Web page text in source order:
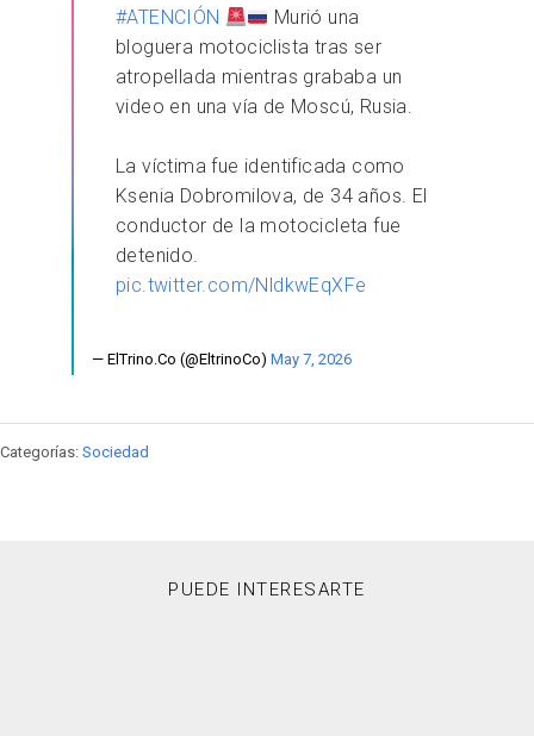
#ATENCIÓN
Murió una
bloguera motociclista tras ser
atropellada mientras grababa un
video en una vía de Moscú, Rusia.
La víctima fue identificada como
Ksenia Dobromilova, de 34 años. El
conductor de la motocicleta fue
detenido.
pic.twitter.com/NldkwEqXFe
— ElTrino.Co (@EltrinoCo) May 7, 2026
Categorías: Sociedad
PUEDE INTERESARTE